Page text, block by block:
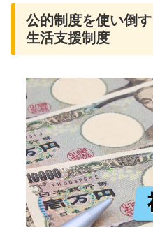
公的制度を使い倒
生活支援制度